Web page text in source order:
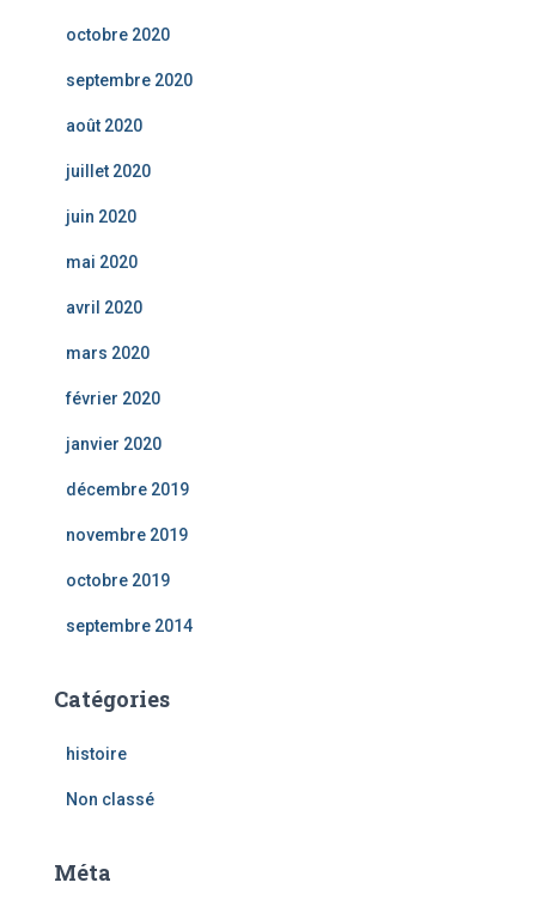
octobre 2020
septembre 2020
août 2020
juillet 2020
juin 2020
mai 2020
avril 2020
mars 2020
février 2020
janvier 2020
décembre 2019
novembre 2019
octobre 2019
septembre 2014
Catégories
histoire
Non classé
Méta